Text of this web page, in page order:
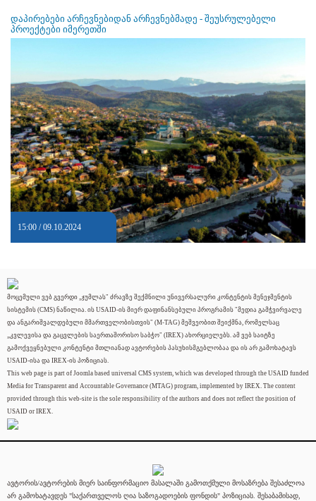
დაპირებები არჩევნებიდან არჩევნებმადე - შეუსრულებელი
პროექტები იმერეთში
15:00 / 09.10.2024
მოცემული ვებ გვერდი „ჯუმლას" ძრავზე შექმნილი უნივერსალური კონტენტის მენეჯმენტის
სისტემის (CMS) ნაწილია. ის USAID-ის მიერ დაფინანსებული პროგრამის "მედია გამჭვირვალე
და ანგარიშვალდებული მმართველობისთვის" (M-TAG) მეშვეობით შეიქმნა, რომელსაც
„კვლევისა და გაცვლების საერთაშორისო საბჭო" (IREX) ახორციელებს. ამ ვებ საიტზე
გამოქვეყნებული კონტენტი მთლიანად ავტორების პასუხისმგებლობაა და ის არ გამოხატავს
USAID-ისა და IREX-ის პოზიციას.
This web page is part of Joomla based universal CMS system, which was developed through the USAID funded
Media for Transparent and Accountable Governance (MTAG) program, implemented by IREX. The content
provided through this web-site is the sole responsibility of the authors and does not reflect the position of
USAID or IREX.
ავტორის/ავტორების მიერ საინფორმაციო მასალაში გამოთქმული მოსაზრება შესაძლოა
არ გამოხატავდეს "საქართველოს ღია საზოგადოების ფონდის" პოზიციას. შესაბამისად,